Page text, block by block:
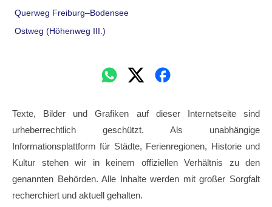
Querweg Freiburg–Bodensee
Ostweg (Höhenweg III.)
Texte, Bilder und Grafiken auf dieser Internetseite sind
urheberrechtlich geschützt. Als unabhängige
Informationsplattform für Städte, Ferienregionen, Historie und
Kultur stehen wir in keinem offiziellen Verhältnis zu den
genannten Behörden. Alle Inhalte werden mit großer Sorgfalt
recherchiert und aktuell gehalten.